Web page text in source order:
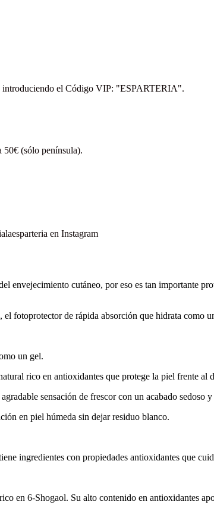
introduciendo el Código VIP: "ESPARTERIA".
50€ (sólo península).
en Instagram
envejecimiento cutáneo, por eso es tan importante
fotoprotector de rápida absorción que hidrata
un gel.
rico en antioxidantes que protege la piel frente al
sensación de frescor con un acabado sedoso
en piel húmeda sin dejar residuo blanco.
ingredientes con propiedades antioxidantes que
en 6-Shogaol. Su alto contenido en antioxidantes